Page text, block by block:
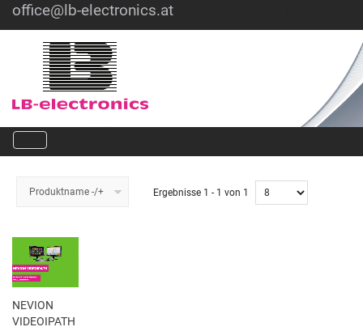
office@lb-electronics.at
Produktname -/+ Ergebnisse 1 - 1 von 1
NEVION
VIDEOIPATH